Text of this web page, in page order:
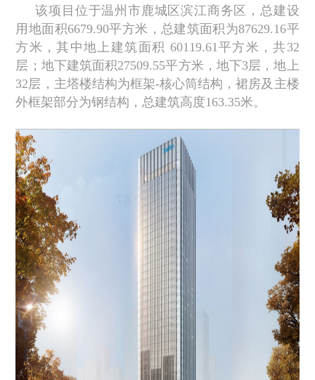
该项目位于温州市鹿城区滨江商务区，总建设
用地面积6679.90平方米，总建筑面积为87629.16平
方米，其中地上建筑面积 60119.61平方米，共32
层；地下建筑面积27509.55平方米，地下3层，地上
32层，主塔楼结构为框架-核心筒结构，裙房及主楼
外框架部分为钢结构，总建筑高度163.35米。